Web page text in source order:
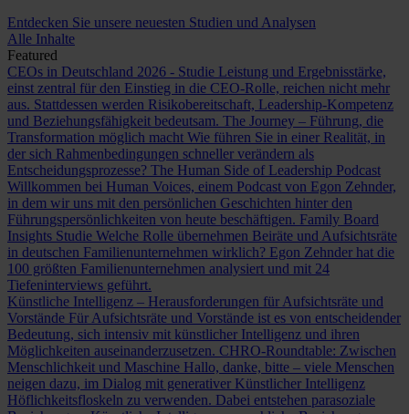
Entdecken Sie unsere neuesten Studien und Analysen
Alle Inhalte
Featured
CEOs in Deutschland 2026 - Studie Leistung und Ergebnisstärke,
einst zentral für den Einstieg in die CEO-Rolle, reichen nicht mehr
aus. Stattdessen werden Risikobereitschaft, Leadership-Kompetenz
und Beziehungsfähigkeit bedeutsam. The Journey – Führung, die
Transformation möglich macht Wie führen Sie in einer Realität, in
der sich Rahmenbedingungen schneller verändern als
Entscheidungsprozesse? The Human Side of Leadership Podcast
Willkommen bei Human Voices, einem Podcast von Egon Zehnder,
in dem wir uns mit den persönlichen Geschichten hinter den
Führungspersönlichkeiten von heute beschäftigen. Family Board
Insights Studie Welche Rolle übernehmen Beiräte und Aufsichtsräte
in deutschen Familienunternehmen wirklich? Egon Zehnder hat die
100 größten Familienunternehmen analysiert und mit 24
Tiefeninterviews geführt.
Künstliche Intelligenz – Herausforderungen für Aufsichtsräte und
Vorstände Für Aufsichtsräte und Vorstände ist es von entscheidender
Bedeutung, sich intensiv mit künstlicher Intelligenz und ihren
Möglichkeiten auseinanderzusetzen. CHRO-Roundtable: Zwischen
Menschlichkeit und Maschine Hallo, danke, bitte – viele Menschen
neigen dazu, im Dialog mit generativer Künstlicher Intelligenz
Höflichkeitsfloskeln zu verwenden. Dabei entstehen parasoziale